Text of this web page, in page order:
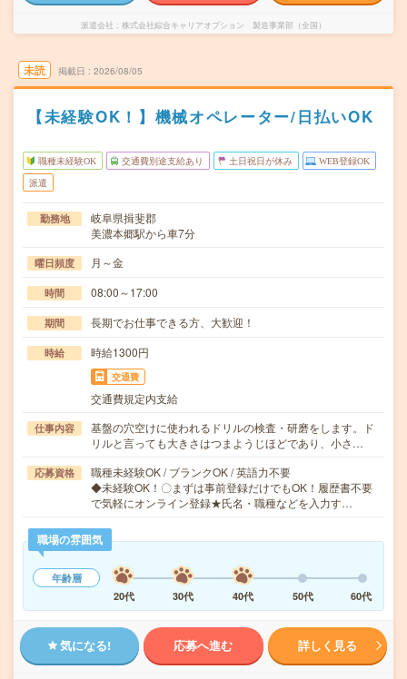
派遣会社 株式会社綜合キャリアオプション 製造事業部（全国）
未読 掲載日 2026/08/05
【未経験OK！】機械オペレーター/日払いOK
職種未経験OK 交通費別途支給あり 土日祝日が休み WEB登録OK
派遣
勤務地
岐阜県揖斐郡
美濃本郷駅から車7分
曜日頻度 月～金
時間 08:00～17:00
期間 長期でお仕事できる方、大歓迎！
時給 時給1300円
交通費
交通費規定内支給
仕事内容
基盤の穴空けに使われるドリルの検査・研磨をします。ド
リルと言っても大きさはつまようじほどであり、小さ…
応募資格
職種未経験OK / ブランクOK / 英語力不要
◆未経験OK！〇まずは事前登録だけでもOK！履歴書不要
で気軽にオンライン登録★氏名・職種などを入力す…
職場の雰囲気
年齢層
20代
30代 40代 50代 60代
気になる! 応募へ進む 詳しく見る